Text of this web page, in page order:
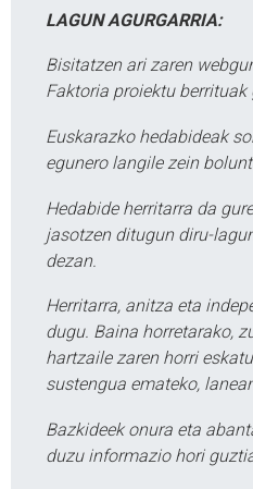
LAGUN AGURGARRIA:
Bisitatzen ari zaren
Faktoria proiektu
Euskarazko hedabideak
egunero langile zein
Hedabide herritarra da
jasotzen ditugun diru-
dezan.
Herritarra, anitza eta
dugu. Baina horretarako,
hartzaile zaren horri
sustengua emateko,
Bazkideek onura eta
duzu informazio hori